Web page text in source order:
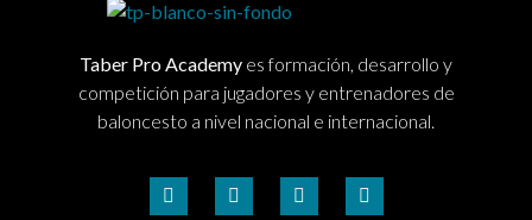
Taber Pro Academy es formación, desarrollo y
competición para jugadores y entrenadores de
baloncesto a nivel nacional e internacional.